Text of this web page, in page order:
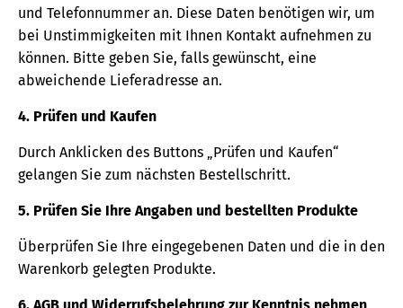
und Telefonnummer an. Diese Daten benötigen wir, um
bei Unstimmigkeiten mit Ihnen Kontakt aufnehmen zu
können. Bitte geben Sie, falls gewünscht, eine
abweichende Lieferadresse an.
4. Prüfen und Kaufen
Durch Anklicken des Buttons „Prüfen und Kaufen“
gelangen Sie zum nächsten Bestellschritt.
5. Prüfen Sie Ihre Angaben und bestellten Produkte
Überprüfen Sie Ihre eingegebenen Daten und die in den
Warenkorb gelegten Produkte.